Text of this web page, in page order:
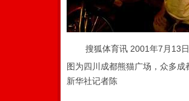
搜狐体育讯 2001年7月13
图为四川成都熊猫广场，众多
新华社记者陈